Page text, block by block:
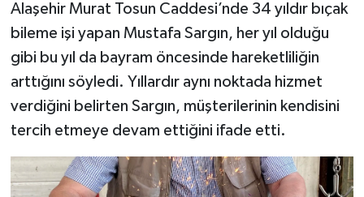
Alaşehir Murat Tosun Caddesi’nde 34 yıldır bıçak
bileme işi yapan Mustafa Sargın, her yıl olduğu
gibi bu yıl da bayram öncesinde hareketliliğin
arttığını söyledi. Yıllardır aynı noktada hizmet
verdiğini belirten Sargın, müşterilerinin kendisini
tercih etmeye devam ettiğini ifade etti.